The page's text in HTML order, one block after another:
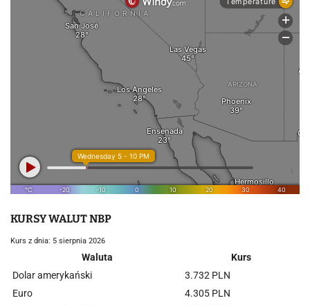
KURSY WALUT NBP
Kurs z dnia: 5 sierpnia 2026
Waluta
Kurs
Dolar amerykański
3.732 PLN
Euro
4.305 PLN